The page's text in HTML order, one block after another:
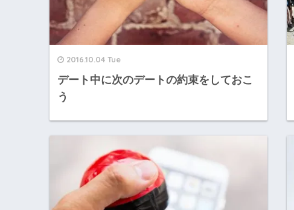
2016.10.04 Tue
デート中に次のデートの約束をしておこ
う